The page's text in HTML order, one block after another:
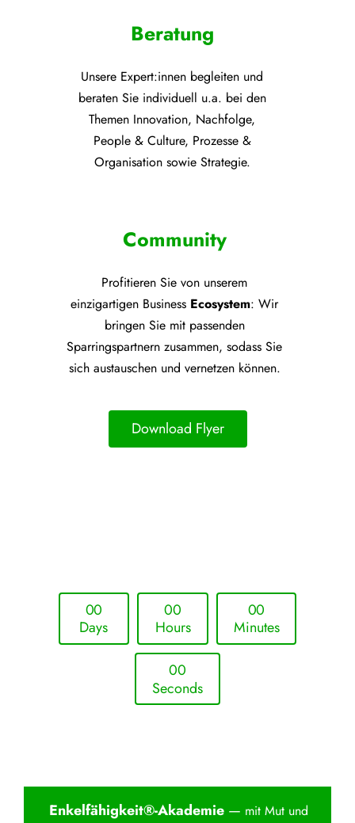
Beratung
Unsere Expert:innen begleiten und
beraten Sie individuell u.a. bei den
Themen Innovation, Nachfolge,
People & Culture, Prozesse &
Organisation sowie Strategie.
Community
Profitieren Sie von unserem
einzigartigen Business Ecosystem: Wir
bringen Sie mit passenden
Sparringspartnern zusammen, sodass Sie
sich austauschen und vernetzen können.
Download Flyer
00
Days
00
Hours
00
Minutes
00
Seconds
Enkelfähigkeit®-Akademie— mit Mut und